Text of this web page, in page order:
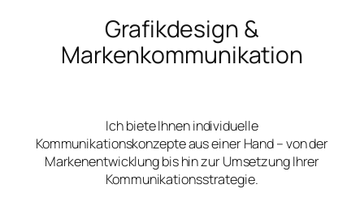
Grafikdesign &
Markenkommunikation
Ich biete Ihnen individuelle
Kommunikationskonzepte aus einer Hand – von der
Markenentwicklung bis hin zur Umsetzung Ihrer
Kommunikationsstrategie.